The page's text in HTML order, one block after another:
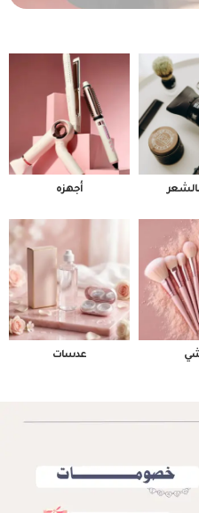
أجهزه
عدسات